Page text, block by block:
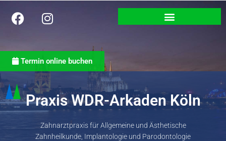
Termin online buchen
Praxis WDR-Arkaden Köln
Zahnarztpraxis für Allgemeine und Ästhetische
Zahnheilkunde, Implantologie und Parodontologie